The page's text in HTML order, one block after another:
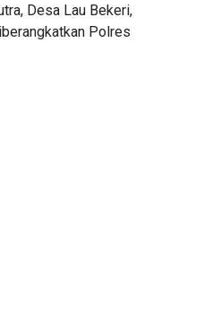
Desa Lau Bekeri,
Polres